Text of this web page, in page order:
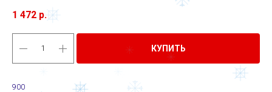
1 472 р.
КУПИТЬ
900